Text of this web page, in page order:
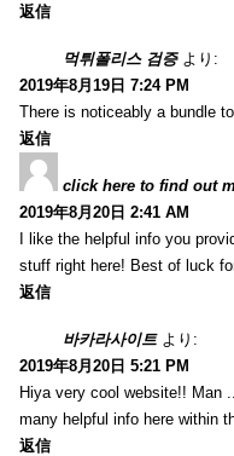
返信
먹튀폴리스 검증 より:
2019年8月19日 7:24 PM
There is noticeably a bundle
返信
click here to find out
2019年8月20日 2:41 AM
I like the helpful info you
stuff right here! Best of luck
返信
바카라사이트 より:
2019年8月20日 5:21 PM
Hiya very cool website!! Man
many helpful info here within
返信